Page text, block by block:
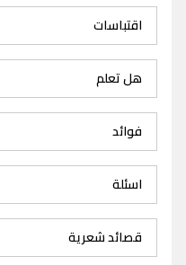
اقتباسات
هل تعلم
فوائد
اسئلة
قصائد شعرية